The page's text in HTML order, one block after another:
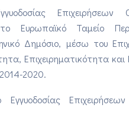
Επιχειρήσεων
Ευρωπαϊκό Ταμείο
Δημόσιο, μέσω του
Επιχειρηματικότητα και
2020.